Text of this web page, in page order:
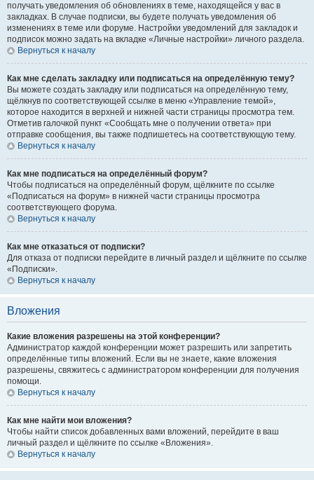
получать уведомления об обновлениях в теме, находящейся у вас в
закладках. В случае подписки, вы будете получать уведомления об
изменениях в теме или форуме. Настройки уведомлений для закладок и
подписок можно задать на вкладке «Личные настройки» личного раздела.
Вернуться к началу
Как мне сделать закладку или подписаться на определённую тему?
Вы можете создать закладку или подписаться на определённую тему,
щёлкнув по соответствующей ссылке в меню «Управление темой»,
которое находится в верхней и нижней части страницы просмотра тем.
Отметив галочкой пункт «Сообщать мне о получении ответа» при
отправке сообщения, вы также подпишетесь на соответствующую тему.
Вернуться к началу
Как мне подписаться на определённый форум?
Чтобы подписаться на определённый форум, щёлкните по ссылке
«Подписаться на форум» в нижней части страницы просмотра
соответствующего форума.
Вернуться к началу
Как мне отказаться от подписки?
Для отказа от подписки перейдите в личный раздел и щёлкните по ссылке
«Подписки».
Вернуться к началу
Вложения
Какие вложения разрешены на этой конференции?
Администратор каждой конференции может разрешить или запретить
определённые типы вложений. Если вы не знаете, какие вложения
разрешены, свяжитесь с администратором конференции для получения
помощи.
Вернуться к началу
Как мне найти мои вложения?
Чтобы найти список добавленных вами вложений, перейдите в ваш
личный раздел и щёлкните по ссылке «Вложения».
Вернуться к началу